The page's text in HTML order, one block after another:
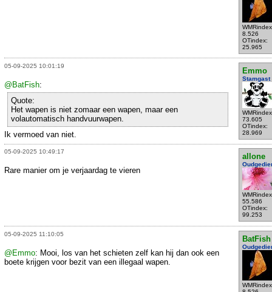
8.526
OTindex:
25.965
05-09-2025 10:01:19
Emmo
Stamgast
73.605
OTindex:
28.969
@BatFish:
Quote:
Het wapen is niet zomaar een wapen, maar een
volautomatisch handvuurwapen.
Ik vermoed van niet.
05-09-2025 10:49:17
allone
55.586
OTindex:
99.253
Rare manier om je verjaardag te vieren
05-09-2025 11:10:05
BatFish
@Emmo: Mooi, los van het schieten zelf kan hij dan ook een
boete krijgen voor bezit van een illegaal wapen.